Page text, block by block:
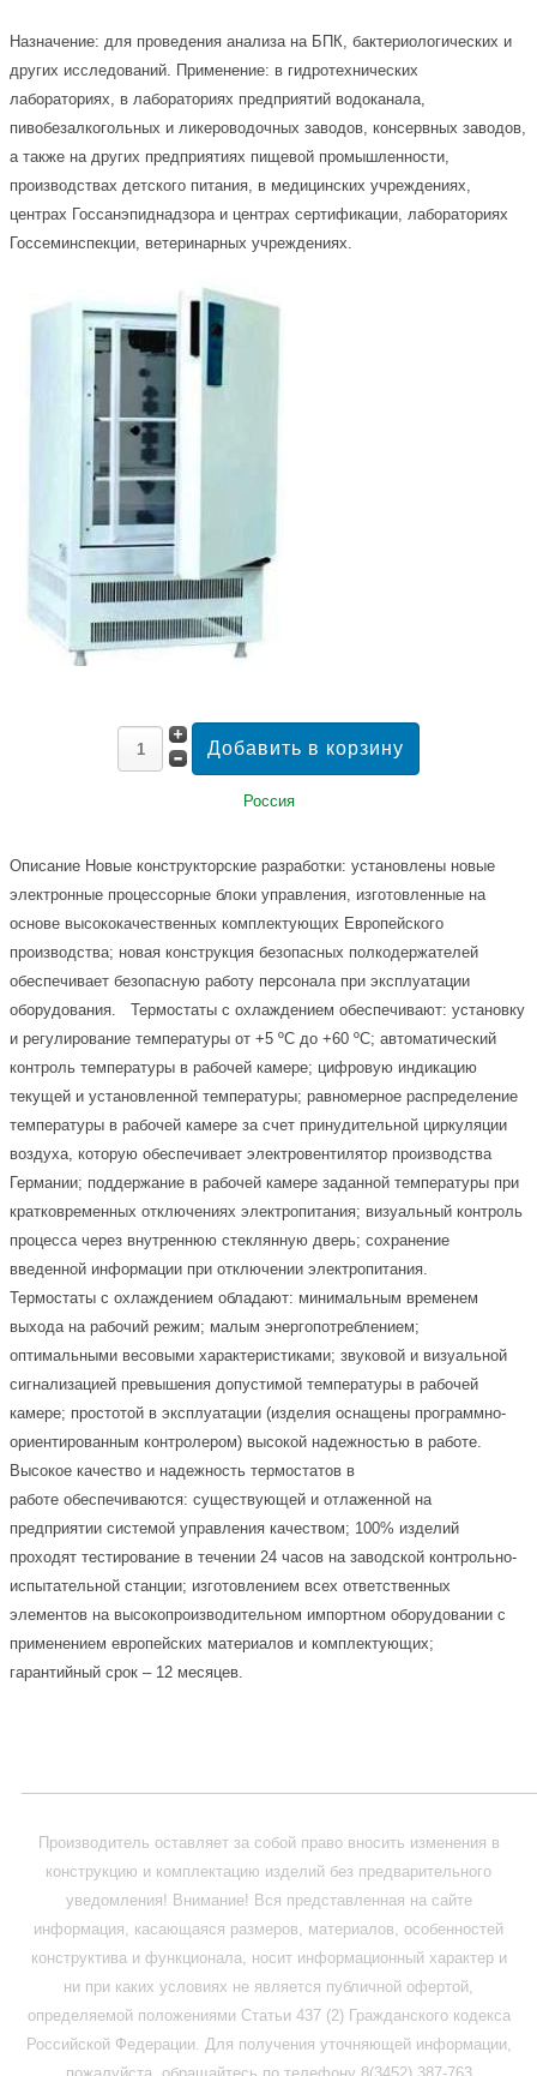
Назначение: для проведения анализа на БПК, бактериологических и
других исследований. Применение: в гидротехнических
лабораториях, в лабораториях предприятий водоканала,
пивобезалкогольных и ликероводочных заводов, консервных заводов,
а также на других предприятиях пищевой промышленности,
производствах детского питания, в медицинских учреждениях,
центрах Госсанэпиднадзора и центрах сертификации, лабораториях
Госсеминспекции, ветеринарных учреждениях.
Россия
Описание Новые конструкторские разработки: установлены новые
электронные процессорные блоки управления, изготовленные на
основе высококачественных комплектующих Европейского
производства; новая конструкция безопасных полкодержателей
обеспечивает безопасную работу персонала при эксплуатации
оборудования. Термостаты с охлаждением обеспечивают: установку
и регулирование температуры от +5 ºС до +60 ºС; автоматический
контроль температуры в рабочей камере; цифровую индикацию
текущей и установленной температуры; равномерное распределение
температуры в рабочей камере за счет принудительной циркуляции
воздуха, которую обеспечивает электровентилятор производства
Германии; поддержание в рабочей камере заданной температуры при
кратковременных отключениях электропитания; визуальный контроль
процесса через внутреннюю стеклянную дверь; сохранение
введенной информации при отключении электропитания.
Термостаты с охлаждением обладают: минимальным временем
выхода на рабочий режим; малым энергопотреблением;
оптимальными весовыми характеристиками; звуковой и визуальной
сигнализацией превышения допустимой температуры в рабочей
камере; простотой в эксплуатации (изделия оснащены программно-
ориентированным контролером) высокой надежностью в работе.
Высокое качество и надежность термостатов в
работе обеспечиваются: существующей и отлаженной на
предприятии системой управления качеством; 100% изделий
проходят тестирование в течении 24 часов на заводской контрольно-
испытательной станции; изготовлением всех ответственных
элементов на высокопроизводительном импортном оборудовании с
применением европейских материалов и комплектующих;
гарантийный срок – 12 месяцев.
Производитель оставляет за собой право вносить изменения в
конструкцию и комплектацию изделий без предварительного
уведомления! Внимание! Вся представленная на сайте
информация, касающаяся размеров, материалов, особенностей
конструктива и функционала, носит информационный характер и
ни при каких условиях не является публичной офертой,
определяемой положениями Статьи 437 (2) Гражданского кодекса
Российской Федерации. Для получения уточняющей информации,